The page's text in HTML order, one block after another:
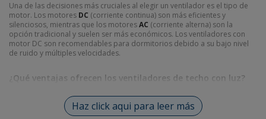
Una de las decisiones más cruciales al elegir un ventilador es el tipo de
motor. Los motores DC (corriente continua) son más eficientes y
silenciosos, mientras que los motoresAC (corriente alterna) son la
opción tradicional y suelen ser más económicos. Los ventiladores con
motor DC son recomendables para dormitorios debido a su bajo nivel
de ruido y múltiples velocidades.
¿Qué ventajas ofrecen los ventiladores de techo con luz?
solución dos en uno, proporcionando tanto ventilación como
iluminación. En cambio, si ya cuentas con otras fuentes de luz o prefieres
Haz click aqui para leer más